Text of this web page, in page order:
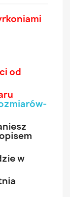
od
w